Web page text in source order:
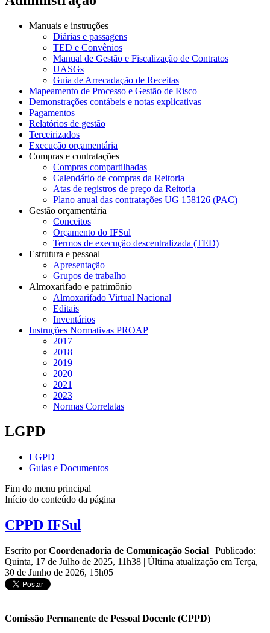
Manuais e instruções
Diárias e passagens
TED e Convênios
Manual de Gestão e Fiscalização de Contratos
UASGs
Guia de Arrecadação de Receitas
Mapeamento de Processo e Gestão de Risco
Demonstrações contábeis e notas explicativas
Pagamentos
Relatórios de gestão
Terceirizados
Execução orçamentária
Compras e contratações
Compras compartilhadas
Calendário de compras da Reitoria
Atas de registros de preço da Reitoria
Plano anual das contratações UG 158126 (PAC)
Gestão orçamentária
Conceitos
Orçamento do IFSul
Termos de execução descentralizada (TED)
Estrutura e pessoal
Apresentação
Grupos de trabalho
Almoxarifado e patrimônio
Almoxarifado Virtual Nacional
Editais
Inventários
Instruções Normativas PROAP
2017
2018
2019
2020
2021
2023
Normas Correlatas
LGPD
LGPD
Guias e Documentos
Fim do menu principal
Início do conteúdo da página
CPPD IFSul
Escrito porCoordenadoria de Comunicação Social | Publicado:
Quinta, 17 de Julho de 2025, 11h38 | Última atualização em Terça,
30 de Junho de 2026, 15h05
Comissão Permanente de Pessoal Docente (CPPD)